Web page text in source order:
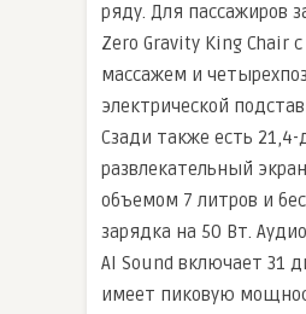
ряду. Для пассажиров
Zero Gravity King Chair
массажем и
электрической
Сзади также есть
развлекательный
объемом 7 литров и
зарядка на 50 Вт.
AI Sound включает 31
имеет пиковую